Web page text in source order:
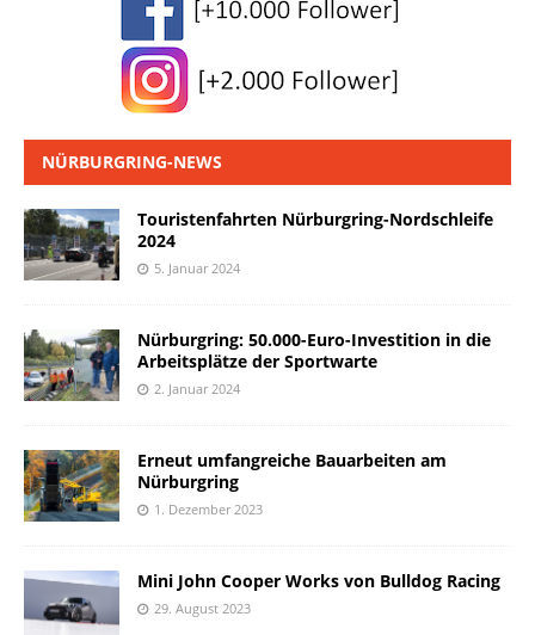
NÜRBURGRING-NEWS
Touristenfahrten Nürburgring-Nordschleife
2024
5. Januar 2024
Nürburgring: 50.000-Euro-Investition in die
Arbeitsplätze der Sportwarte
2. Januar 2024
Erneut umfangreiche Bauarbeiten am
Nürburgring
1. Dezember 2023
Mini John Cooper Works von Bulldog Racing
29. August 2023